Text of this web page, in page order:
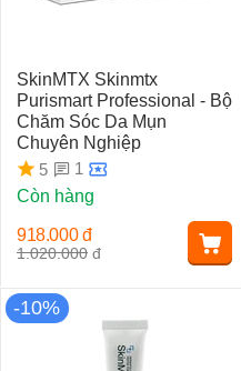
SkinMTX Skinmtx
Purismart Professional - Bộ
Chăm Sóc Da Mụn
Chuyên Nghiệp
5
1
Còn hàng
1.020.000 đ
918.000 đ
-10%